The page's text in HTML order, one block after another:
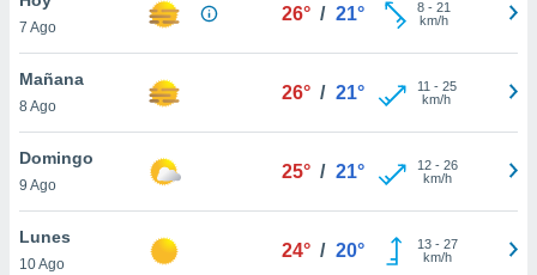
en
más
nuestra
de
7 Ago
26° / 21° 8- 21
km/h
Mañana
8 Ago
26° / 21° 11 - 25
km/h
Domingo
9 Ago
25° / 21° 12- 26
km/h
Lunes
10 Ago
24° / 20° 13- 27
km/h